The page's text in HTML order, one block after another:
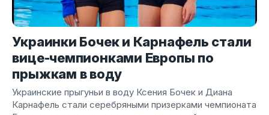
Украинки Бочек и Карнафель стали
вице-чемпионками Европы по
прыжкам в воду
Украинские прыгуньи в воду Ксения Бочек и Диана
Карнафель стали серебряными призерками чемпионата